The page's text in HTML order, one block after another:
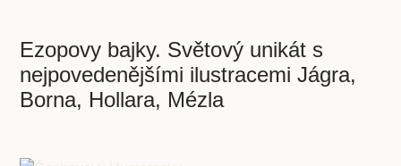
Ezopovy bajky. Světový unikát s
nejpovedenějšími ilustracemi Jágra,
Borna, Hollara, Mézla